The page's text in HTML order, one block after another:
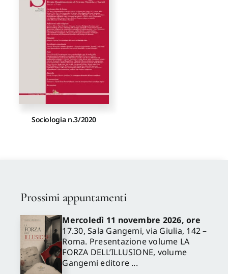
Proposte di pubblicazione
Gangemi Editore
Newsletter
Sociologia n.3/2020
Prossimi appuntamenti
Mercoledì 11 novembre 2026, ore
17.30, Sala Gangemi, via Giulia, 142 –
Roma. Presentazione volume LA
FORZA DELL’ILLUSIONE, volume
Gangemi editore ...